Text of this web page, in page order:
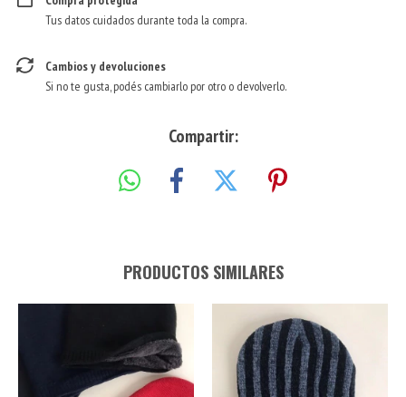
Tus datos cuidados durante toda la compra.
Cambios y devoluciones
Si no te gusta, podés cambiarlo por otro o devolverlo.
Compartir:
PRODUCTOS SIMILARES